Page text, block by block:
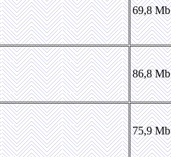
69,8 Mb
86,8 Mb
75,9 Mb